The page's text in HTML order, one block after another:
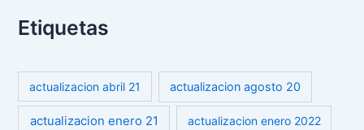
Etiquetas
actualizacion abril 21 actualizacion agosto 20
actualizacion enero 21 actualizacion enero 2022